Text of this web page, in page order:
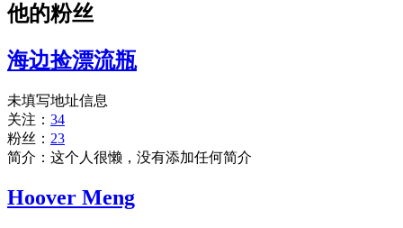
他的粉丝
海边捡漂流瓶
未填写地址信息
关注： 34
粉丝： 23
简介：这个人很懒，没有添加任何简介
Hoover Meng